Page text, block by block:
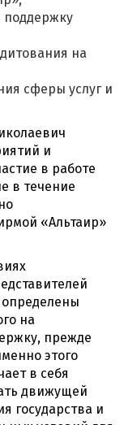
поддержку
на
сферы услуг и
и
в работе
в течение
«Альтаир»
определены
на
прежде
этого
в себя
движущей
государства и